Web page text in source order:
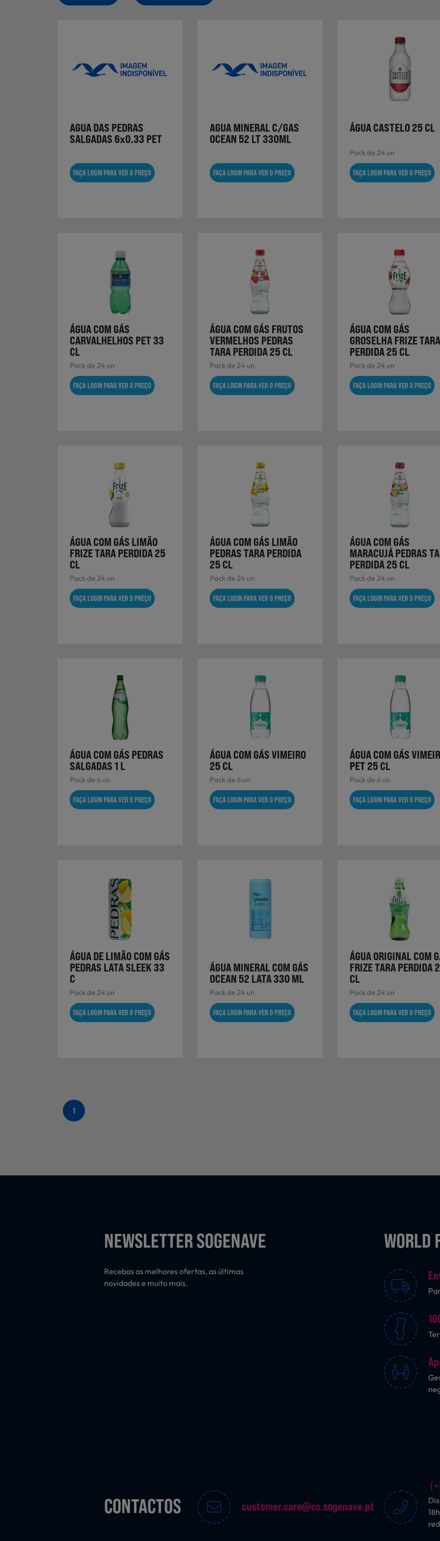
AGUA DAS PEDRAS
SALGADAS 6x0.33 PET
FAÇA LOGIN PARA VER O PREÇO
AGUA MINERAL C/GAS
OCEAN 52 LT 330ML
FAÇA LOGIN PARA VER O PREÇO
ÁGUA CASTELO 25 CL
Pack de 24 un
FAÇA LOGIN PARA VER O PREÇO
ÁGUA COM GÁS
CARVALHELHOS PET 33
CL
Pack de 24 un
FAÇA LOGIN PARA VER O PREÇO
ÁGUA COM GÁS FRUTOS
VERMELHOS PEDRAS
TARA PERDIDA 25 CL
Pack de 24 un
FAÇA LOGIN PARA VER O PREÇO
ÁGUA COM GÁS
GROSELHA FRIZE TARA
PERDIDA 25 CL
Pack de 24 un
FAÇA LOGIN PARA VER O PREÇO
ÁGUA COM GÁS LIMÃO
FRIZE TARA PERDIDA 25
CL
Pack de 24 un
FAÇA LOGIN PARA VER O PREÇO
ÁGUA COM GÁS LIMÃO
PEDRAS TARA PERDIDA
25 CL
Pack de 24 un
FAÇA LOGIN PARA VER O PREÇO
ÁGUA COM GÁS
MARACUJÁ PEDRAS
PERDIDA 25 CL
Pack de 24 un
FAÇA LOGIN PARA VER O PREÇO
ÁGUA COM GÁS PEDRAS
SALGADAS 1 L
Pack de 6 un
FAÇA LOGIN PARA VER O PREÇO
ÁGUA COM GÁS VIMEIRO
25 CL
Pack de 6 un
FAÇA LOGIN PARA VER O PREÇO
ÁGUA COM GÁS
PET 25 CL
Pack de 6 un
FAÇA LOGIN PARA VER O PREÇO
ÁGUA DE LIMÃO COM GÁS
PEDRAS LATA SLEEK 33
C
Pack de 24 un
FAÇA LOGIN PARA VER O PREÇO
ÁGUA MINERAL COM GÁS
OCEAN 52 LATA 330 ML
Pack de 24 un
FAÇA LOGIN PARA VER O PREÇO
ÁGUA ORIGINAL COM
FRIZE TARA PERDIDA
CL
Pack de 24 un
FAÇA LOGIN PARA VER O PREÇO
1
NEWSLETTER SOGENAVE
Recebas as melhores ofertas, as últimas
novidades e muito mais.
WORLD
CONTACTOS customer.care@cc.sogenave.pt